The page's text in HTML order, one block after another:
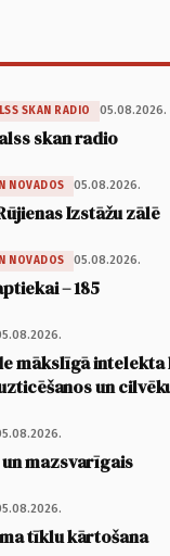
SKAN RADIO 05.08.2026.
skan radio
NOVADOS 05.08.2026.
Izstāžu zālē
NOVADOS 05.08.2026.
– 185
mākslīgā
un
mazsvarīgais
tīklu kārtošana